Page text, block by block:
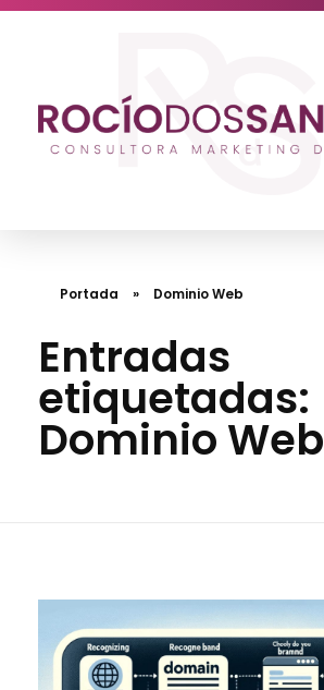
Portada » Dominio Web
Entradas
etiquetadas:
Dominio Web